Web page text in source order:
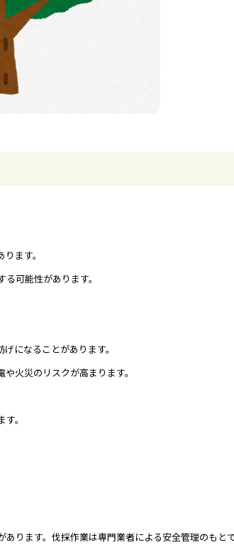
ます。
可能性があります。
になることがあります。
火災のリスクが高まります。
。
ります。伐採作業は専門業者による安全管理のもと